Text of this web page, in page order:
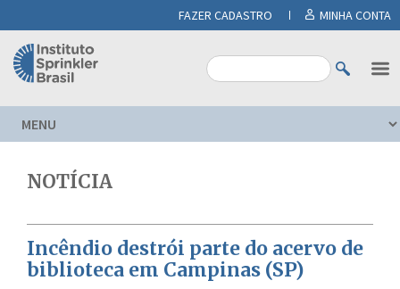
FAZER CADASTRO MINHA CONTA
NOTÍCIA
Incêndio destrói parte do acervo de
biblioteca em Campinas (SP)